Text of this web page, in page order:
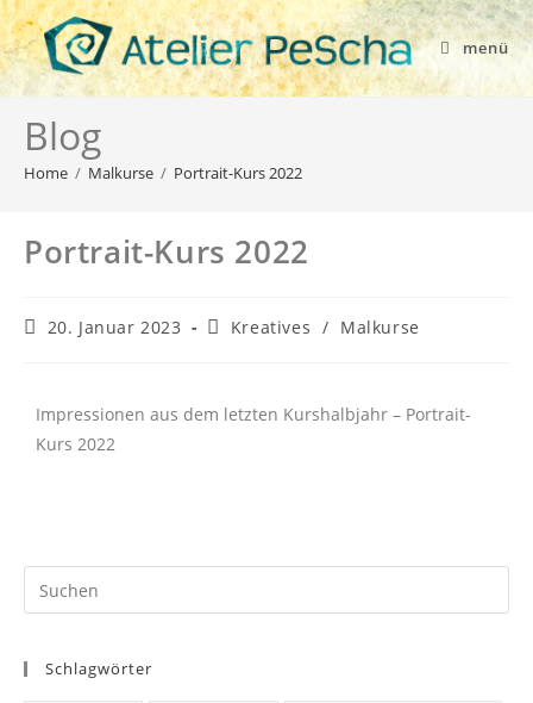
menü
Blog
Home / Malkurse / Portrait-Kurs 2022
Portrait-Kurs 2022
20. Januar 2023 Kreatives / Malkurse
Impressionen aus dem letzten Kurshalbjahr – Portrait-
Kurs 2022
Schlagwörter